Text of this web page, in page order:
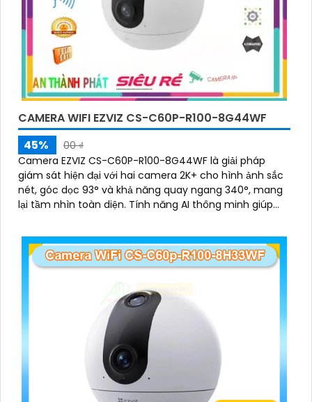
CAMERA WIFI EZVIZ CS-C60P-R100-8G44WF
45%
00 ₫
Camera EZVIZ CS-C60P-R100-8G44WF là giải pháp
giám sát hiện đại với hai camera 2K+ cho hình ảnh sắc
nét, góc dọc 93° và khả năng quay ngang 340°, mang
lại tầm nhìn toàn diện. Tính năng AI thông minh giúp
bằng nút cảm ứng